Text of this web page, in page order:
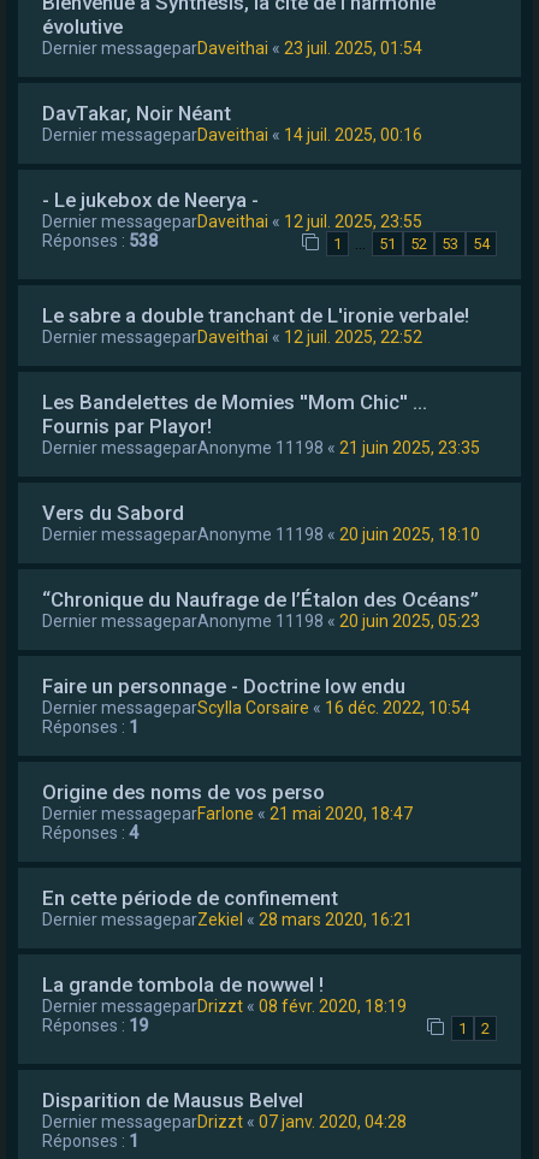
évolutive
Dernier messageparDaveithai « 23 juil. 2025, 01:54
DavTakar, Noir Néant
Dernier messageparDaveithai « 14 juil. 2025, 00:16
- Le jukebox de Neerya -
Dernier messageparDaveithai « 12 juil. 2025, 23:55
Réponses : 538 1 … 51 52 53 54
Le sabre a double tranchant de L'ironie verbale!
Dernier messageparDaveithai « 12 juil. 2025, 22:52
Les Bandelettes de Momies ''Mom Chic'' ...
Fournis par Playor!
Dernier messageparAnonyme 11198 « 21 juin 2025, 23:35
Vers du Sabord
Dernier messageparAnonyme 11198 « 20 juin 2025, 18:10
“Chronique du Naufrage de l’Étalon des Océans”
Dernier messageparAnonyme 11198 « 20 juin 2025, 05:23
Faire un personnage - Doctrine low endu
Dernier messageparScylla Corsaire « 16 déc. 2022, 10:54
Réponses : 1
Origine des noms de vos perso
Dernier messageparFarlone « 21 mai 2020, 18:47
Réponses : 4
En cette période de confinement
Dernier messageparZekiel « 28 mars 2020, 16:21
La grande tombola de nowwel !
Dernier messageparDrizzt « 08 févr. 2020, 18:19
Réponses : 19 1 2
Disparition de Mausus Belvel
Dernier messageparDrizzt « 07 janv. 2020, 04:28
Réponses : 1